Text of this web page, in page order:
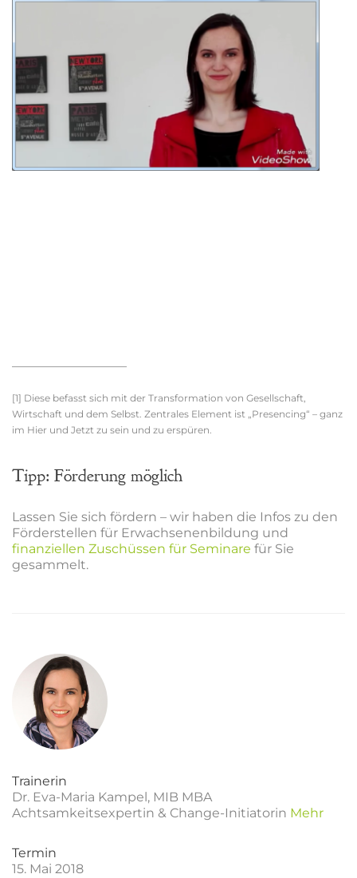
[1] Diese befasst sich mit der Transformation von Gesellschaft,
Wirtschaft und dem Selbst. Zentrales Element ist „Presencing“ – ganz
im Hier und Jetzt zu sein und zu erspüren.
Tipp: Förderung möglich
Lassen Sie sich fördern – wir haben die Infos zu den
Förderstellen für Erwachsenenbildung und
finanziellen Zuschüssen für Seminare für Sie
gesammelt.
Trainerin
Dr. Eva-Maria Kampel, MIB MBA
Achtsamkeitsexpertin & Change-Initiatorin Mehr
Termin
15. Mai 2018